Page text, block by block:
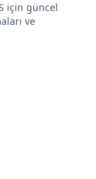
için güncel
ve